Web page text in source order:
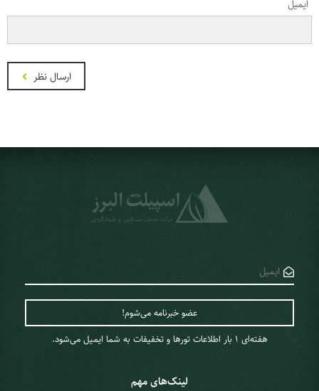
ایمیل
ارسال نظر
هفته‌ای 1 ‌بار اطلاعات تورها و تخفیفات به شما ایمیل می‌شود.
لینک‌های مهم